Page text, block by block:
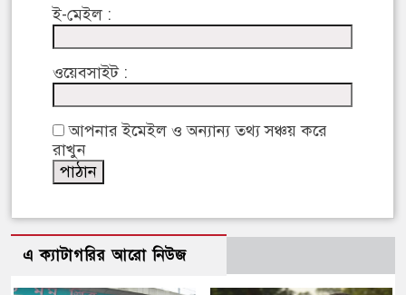
ই-মেইল :
ওয়েবসাইট :
আপনার ইমেইল ও অন্যান্য তথ্য সঞ্চয় করে
রাখুন
এ ক্যাটাগরির আরো নিউজ